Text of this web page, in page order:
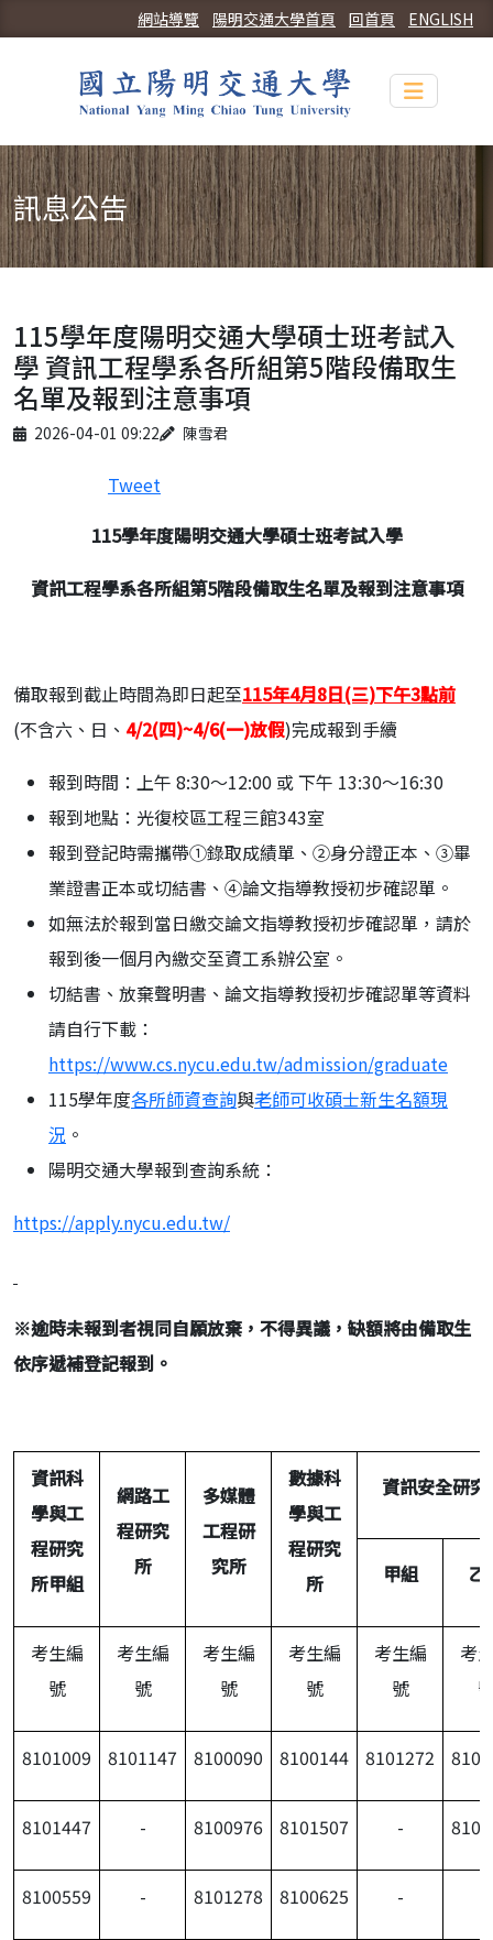
ENGLISH
回首頁
陽明交通大學首頁
網站導覽
Toggle
訊息公告
115學年度陽明交通大學碩士班考試入
學 資訊工程學系各所組第5階段備取生
名單及報到注意事項
Published on
2026-04-01 09:22
Author 陳雪君
Tweet
115學年度陽明交通大學碩士班考試入學
資訊工程學系各所組第5階段備取生名單及報到注意事項
備取報到截止時間為即日起至115年4月8日(三)下午3點前
(不含六、日、 4/2(四)~4/6(一)放假)完成報到手續
報到時間：上午 8:30～12:00 或 下午 13:30～16:30
報到地點：光復校區工程三館343室
報到登記時需攜帶①錄取成績單、②身分證正本、③畢
業證書正本或切結書、④論文指導教授初步確認單。
如無法於報到當日繳交論文指導教授初步確認單，請於
報到後一個月內繳交至資工系辦公室。
切結書、放棄聲明書、論文指導教授初步確認單等資料
請自行下載：
https://www.cs.nycu.edu.tw/admission/graduate
115學年度各所師資查詢與老師可收碩士新生名額現
況 。
陽明交通大學報到查詢系統：
https://apply.nycu.edu.tw/
※逾時未報到者視同自願放棄，不得異議，缺額將由備取生
依序遞補登記報到。
資訊科
學與工
程研究
所甲組
網路工
程研究
所
多媒體
工程研
究所
數據科
學與工
程研究
所
資訊安全研究
甲組 乙
考生編
號
考生編
號
考生編
號
考生編
號
考生編
號
考
8101009 8101147 8100090 8100144 8101272
8101447 - 8100976 8101507 -
8100559 - 8101278 8100625 -